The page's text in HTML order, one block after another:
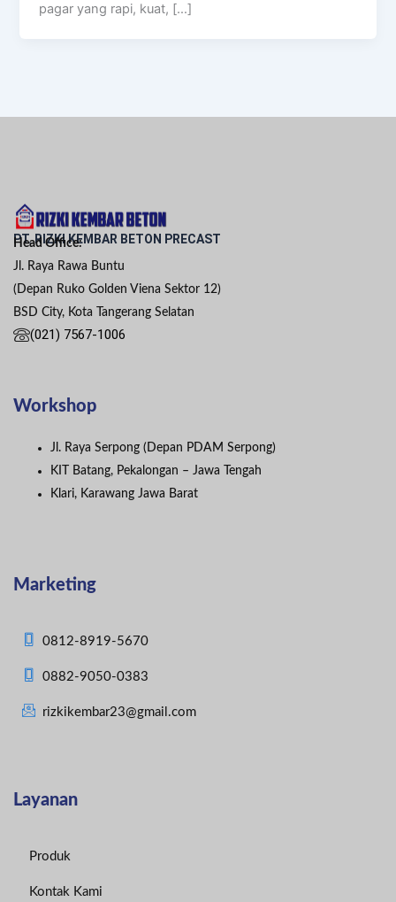
pagar yang rapi, kuat, […]
PT. RIZKI KEMBAR BETON PRECAST
Head Office:
Jl. Raya Rawa Buntu
(Depan Ruko Golden Viena Sektor 12)
BSD City, Kota Tangerang Selatan
(021) 7567-1006
Workshop
Jl. Raya Serpong (Depan PDAM Serpong)
KIT Batang, Pekalongan – Jawa Tengah
Klari, Karawang Jawa Barat
Marketing
0812-8919-5670
0882-9050-0383
rizkikembar23@gmail.com
Layanan
Produk
Kontak Kami